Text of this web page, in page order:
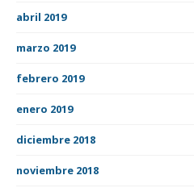
abril 2019
marzo 2019
febrero 2019
enero 2019
diciembre 2018
noviembre 2018